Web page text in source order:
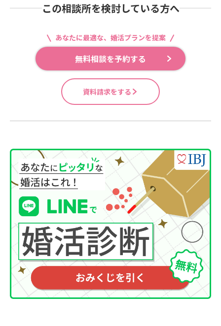
この相談所を検討している方へ
あなたに最適な、婚活プランを提案
無料相談を予約する
資料請求をする